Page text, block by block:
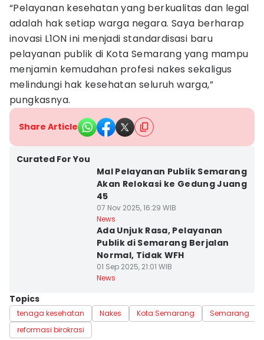
“Pelayanan kesehatan yang berkualitas dan legal
adalah hak setiap warga negara. Saya berharap
inovasi L1ON ini menjadi standardisasi baru
pelayanan publik di Kota Semarang yang mampu
menjamin kemudahan profesi nakes sekaligus
melindungi hak kesehatan seluruh warga,”
pungkasnya.
Share Article
Curated For You
Mal Pelayanan Publik Semarang
Akan Relokasi ke Gedung Juang
45
07 Nov 2025, 16:29 WIB
News
Ada Unjuk Rasa, Pelayanan
Publik di Semarang Berjalan
Normal, Tidak WFH
01 Sep 2025, 21:01 WIB
News
Topics
tenaga kesehatan Nakes Kota Semarang
Semarang
reformasi birokrasi